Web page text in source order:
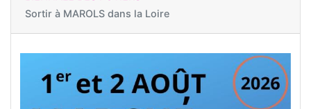
Sortir à MAROLS dans la Loire